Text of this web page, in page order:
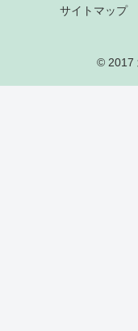
サイトマップ
© 2017